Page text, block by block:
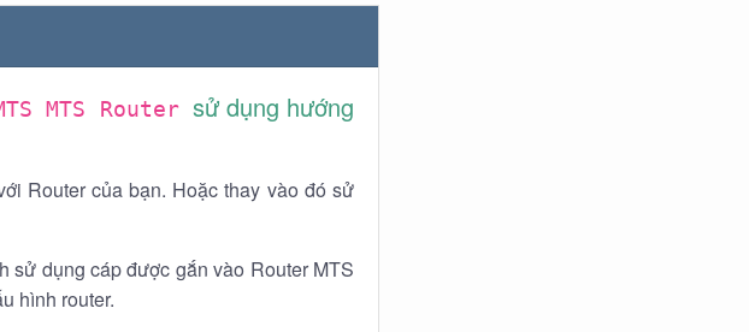
MTS Router sử dụng hướng
Router của bạn. Hoặc thay vào đó sử
sử dụng cáp được gắn vào Router MTS
hình router.